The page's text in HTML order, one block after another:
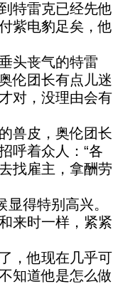
特雷克已经先他
紫电豹足矣，他
头丧气的特雷
伦团长有点儿迷
对，没理由会有
兽皮，奥伦团长
呼着众人：“各
找雇主，拿酬劳
显得特别高兴。
来时一样，紧紧
，他现在几乎可
知道他是怎么做